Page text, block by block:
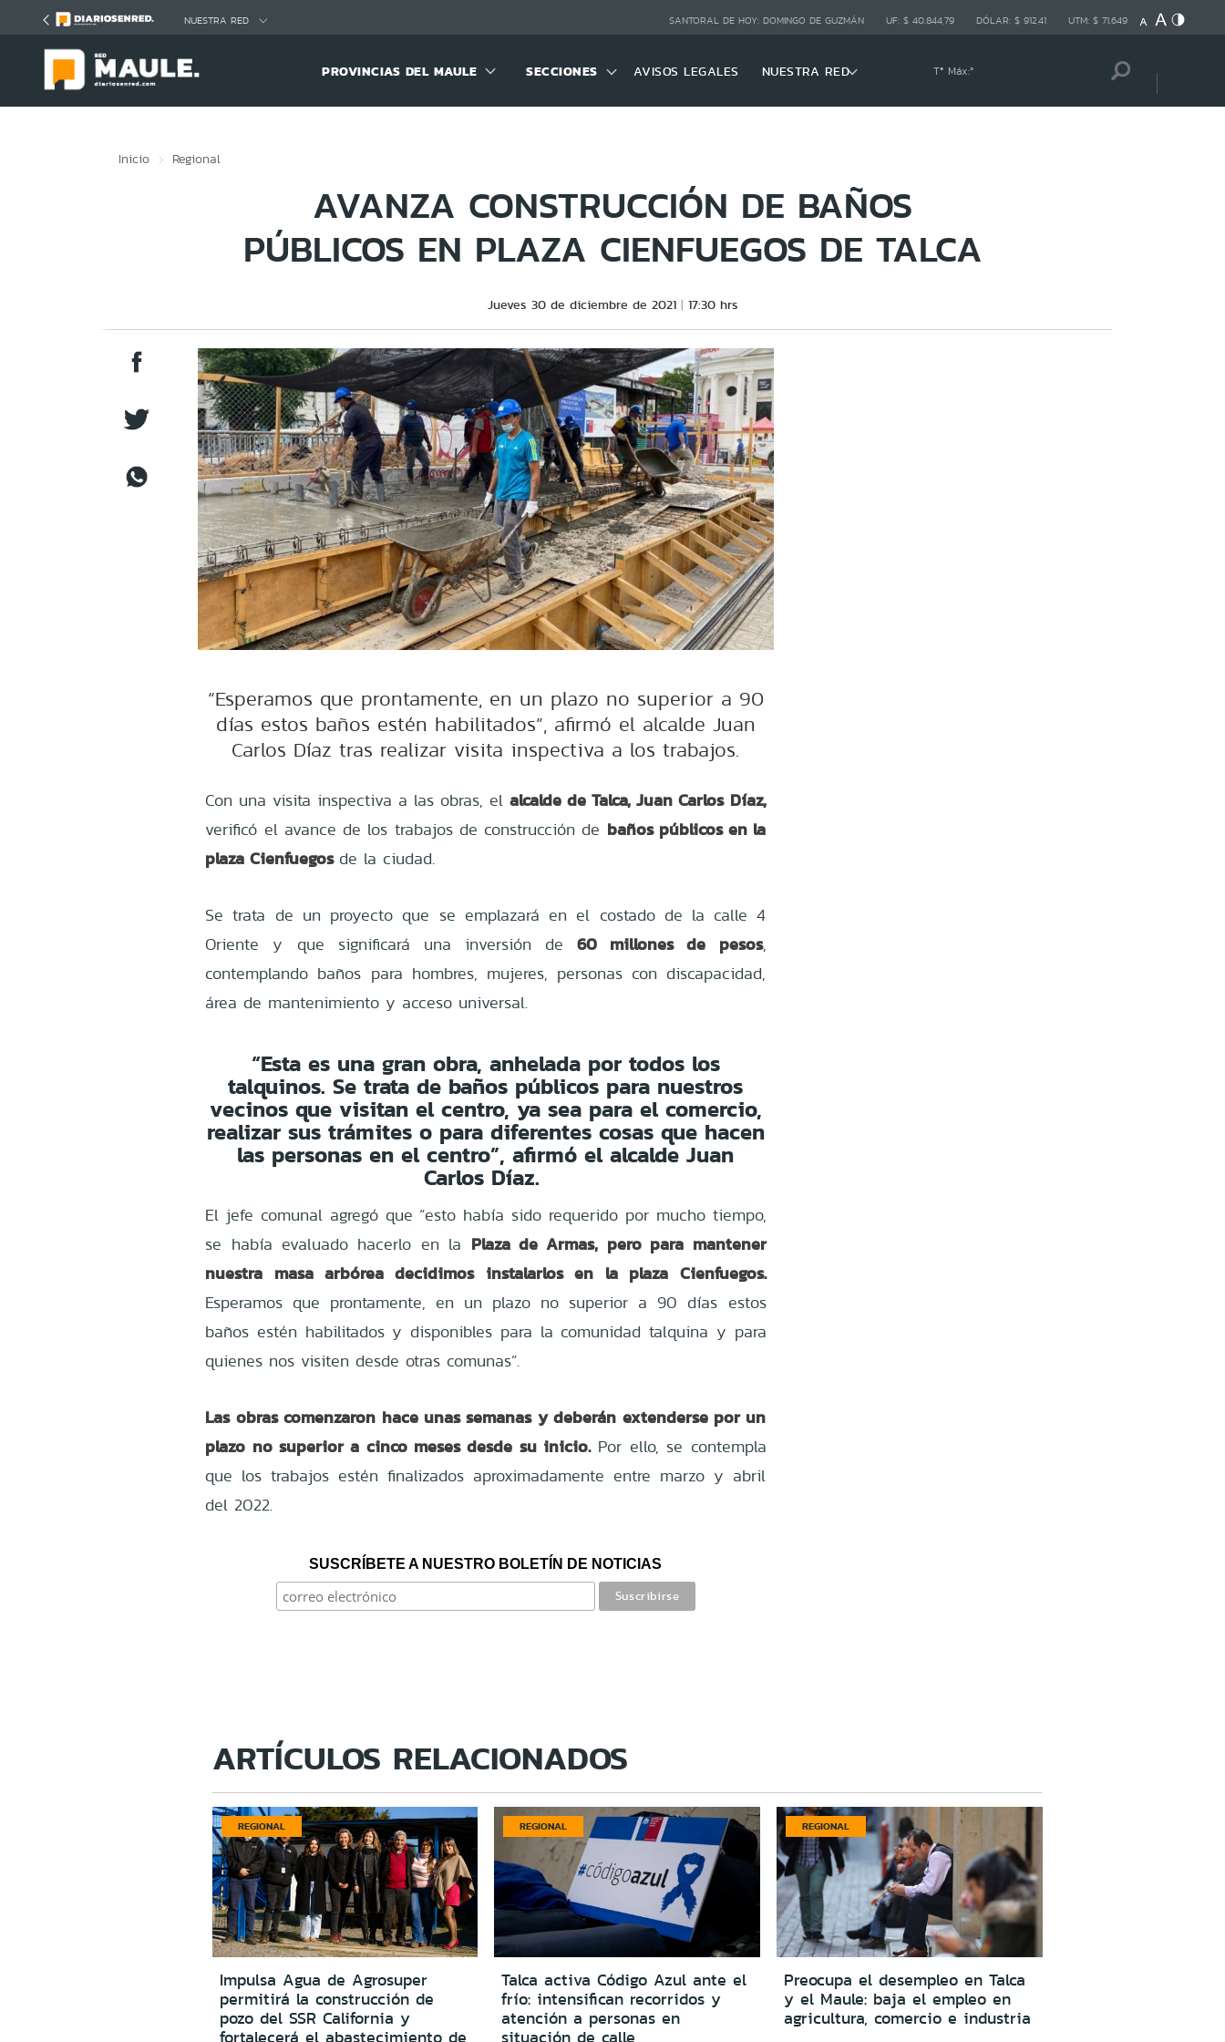
NUESTRA RED SANTORAL DE HOY: DOMINGO DE GUZMÁN UF: $ 40.844,79 DÓLAR: $ 912,41 UTM: $ 71.649
PROVINCIAS DEL MAULE SECCIONES AVISOS LEGALES NUESTRA RED Tª Máx:º
Inicio Regional
AVANZA CONSTRUCCIÓN DE BAÑOS
PÚBLICOS EN PLAZA CIENFUEGOS DE TALCA
Jueves 30 de diciembre de 2021 17:30 hrs
“Esperamos que prontamente, en un plazo no superior a 90
días estos baños estén habilitados”, afirmó el alcalde Juan
Carlos Díaz tras realizar visita inspectiva a los trabajos.
Con una visita inspectiva a las obras, elalcalde de Talca, Juan Carlos Díaz,
verificó el avance de los trabajos de construcción de baños públicos en la
plaza Cienfuegos de la ciudad.
Se trata de un proyecto que se emplazará en el costado de la calle 4
Oriente y que significará una inversión de60 millones de pesos,
contemplando baños para hombres, mujeres, personas con discapacidad,
área de mantenimiento y acceso universal.
“Esta es una gran obra, anhelada por todos los
talquinos. Se trata de baños públicos para nuestros
vecinos que visitan el centro, ya sea para el comercio,
realizar sus trámites o para diferentes cosas que hacen
las personas en el centro”, afirmó el alcalde Juan
Carlos Díaz.
El jefe comunal agregó que “esto había sido requerido por mucho tiempo,
se había evaluado hacerlo en la Plaza de Armas, pero para mantener
nuestra masa arbórea decidimos instalarlos en la plaza Cienfuegos.
Esperamos que prontamente, en un plazo no superior a 90 días estos
baños estén habilitados y disponibles para la comunidad talquina y para
quienes nos visiten desde otras comunas”.
Las obras comenzaron hace unas semanas y deberán extenderse por un
plazo no superior a cinco meses desde su inicio.Por ello, se contempla
que los trabajos estén finalizados aproximadamente entre marzo y abril
del 2022.
SUSCRÍBETE A NUESTRO BOLETÍN DE NOTICIAS
ARTÍCULOS RELACIONADOS
REGIONAL
Impulsa Agua de Agrosuper
permitirá la construcción de
pozo del SSR California y
fortalecerá el abastecimiento de
REGIONAL
Talca activa Código Azul ante el
frío: intensifican recorridos y
atención a personas en
situación de calle
REGIONAL
Preocupa el desempleo en Talca
y el Maule: baja el empleo en
agricultura, comercio e industria